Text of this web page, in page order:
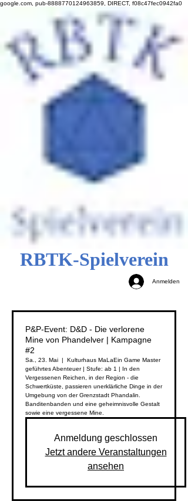
google.com, pub-8888770124963859, DIRECT, f08c47fec0942fa0
RBTK-Spielverein
Anmelden
P&P-Event: D&D - Die verlorene
Mine von Phandelver | Kampagne
#2
Sa., 23. Mai
  |
Kulturhaus MaLaEin Game Master
geführtes Abenteuer | Stufe: ab 1 | In den
Vergessenen Reichen, in der Region - die
Schwertküste, passieren unerklärliche Dinge in der
Umgebung von der Grenzstadt Phandalin.
Banditenbanden und eine geheimnisvolle Gestalt
sowie eine vergessene Mine.
Anmeldung geschlossen
Jetzt andere Veranstaltungen
ansehen